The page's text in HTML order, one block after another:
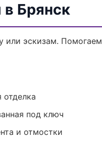
Брянск
или эскизам.
отделка
под ключ
и отмостки